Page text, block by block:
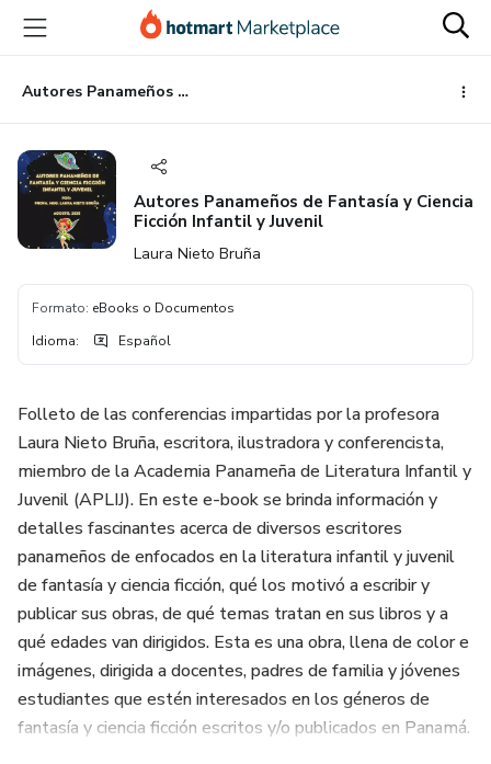
principal
página
de
página
Autores Panameños de Fantasía y Ciencia Ficción Infantil y Juvenil
Autores Panameños de Fantasía y Ciencia
Ficción Infantil y Juvenil
Laura Nieto Bruña
Formato: eBooks o Documentos
Idioma: Español
Folleto de las conferencias impartidas por la profesora
Laura Nieto Bruña, escritora, ilustradora y conferencista,
miembro de la Academia Panameña de Literatura Infantil y
Juvenil (APLIJ). En este e-book se brinda información y
detalles fascinantes acerca de diversos escritores
panameños de enfocados en la literatura infantil y juvenil
de fantasía y ciencia ficción, qué los motivó a escribir y
publicar sus obras, de qué temas tratan en sus libros y a
qué edades van dirigidos. Esta es una obra, llena de color e
imágenes, dirigida a docentes, padres de familia y jóvenes
estudiantes que estén interesados en los géneros de
fantasía y ciencia ficción escritos y/o publicados en Panamá.